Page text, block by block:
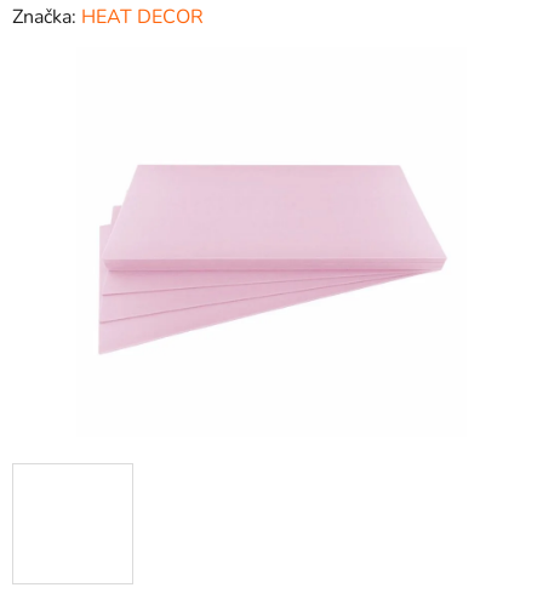
hodnocení
Značka: HEAT DECOR